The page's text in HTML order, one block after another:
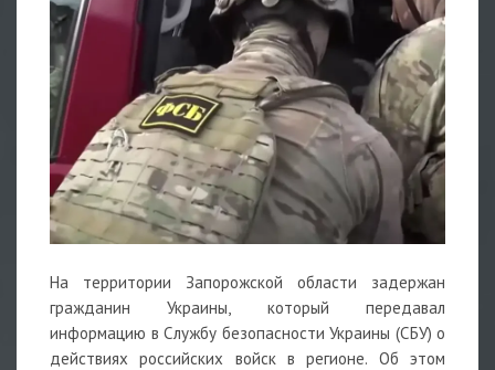
На территории Запорожской области задержан
гражданин Украины, который передавал
информацию в Службу безопасности Украины (СБУ) о
действиях российских войск в регионе. Об этом